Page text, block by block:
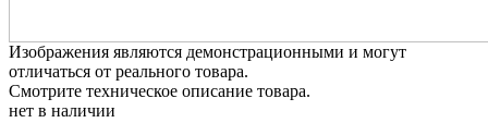
Изображения являются демонстрационными и могут
отличаться от реального товара.
Смотрите техническое описание товара.
нет в наличии